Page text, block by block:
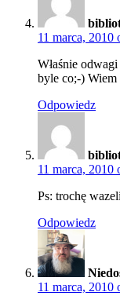
11 marca, 2010
Właśnie
byle co;-) Wiem
Odpowiedz
11 marca, 2010
Ps: trochę
Odpowiedz
11 marca, 2010